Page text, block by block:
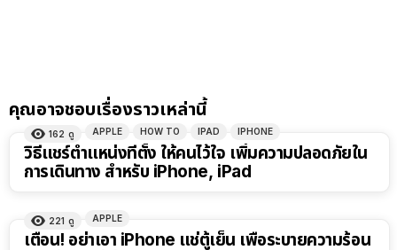
คุณอาจชอบเรื่องราวเหล่านี้
162 ดู APPLE HOW TO IPAD IPHONE
วิธีแชร์ตำแหน่งที่ตั้ง ให้คนไว้ใจ เพิ่มความปลอดภัยใน
การเดินทาง สำหรับ iPhone, iPad
221 ดู APPLE
เตือน! อย่าเอา iPhone แช่ตู้เย็น เพื่อระบายความร้อน